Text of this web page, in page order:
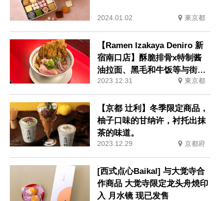
2024.01.02 東京都
【Ramen Izakaya Deniro 新
宿南口店】酥脆排骨x特制酱
油拉面、黑毛和牛饭等与街头
拉面店的合作菜单现已推出
2023.12.31 東京都
【京都 辻利】冬季限定商品，
柚子口味的甘纳许，衬托出抹
茶的味道。
2023.12.29 京都府
[西式点心Baikal] 与大觉寺合
作商品 大觉寺限定龙头舟焼印
入 月水镜 现已发售